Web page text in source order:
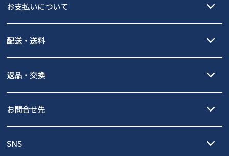
お支払いについて
PayPay（オンライン決済）、代金引換のご利用が可能です。
配送・送料
北海道・本州・四国・九州…550円
3,980円（税込）以上お買い上げで送料無料
発送日・送料詳細については
ご利用ください。
全国一律…220円（税込）
発送日・送料詳細についてはご利用ガイドを
ご利用ください。
返品・交換
の片道無料サービスを実施中！
ントとしても安心してご利用いただけるよう、サイズ交換の受付期
お問合せ先
営業時間：11時～17時
SNS